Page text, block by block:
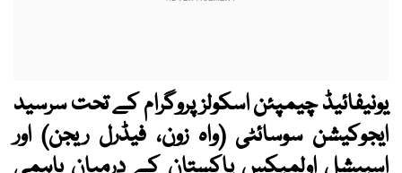
یونیفائیڈ چیمپئن اسکولز پروگرام کے تحت سرسید
ایجوکیشن سوسائٹی (واہ زون، فیڈرل ریجن) اور